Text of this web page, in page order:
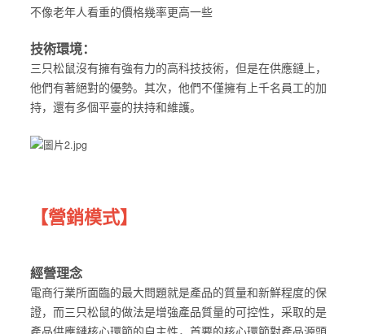
不像老年人看重的價格幾率更高一些
技術環境：
三只松鼠沒有擁有強有力的高科技技術，但是在供應鏈上，
他們有著絕對的優勢。其次，他們不僅擁有上千名員工的加
持，還有多個平臺的扶持和維護。
【營銷模式】
經營理念
電商行業所面臨的最大問題就是產品的質量和新鮮程度的保
證，而三只松鼠的做法是增強產品質量的可控性，采取的是